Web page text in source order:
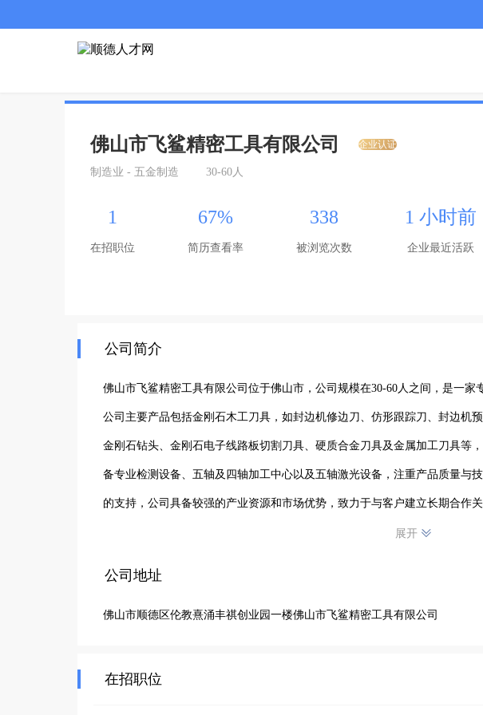
佛山市飞鲨精密工具有限公司 企业认证
制造业 - 五金制造 30-60人
1
在招职位
67%
简历查看率
338
被浏览次数
1 小时前
企业最近活跃
公司简介
佛山市飞鲨精密工具有限公司位于佛山市，公司规模在30-60人之间，是一家
公司主要产品包括金刚石木工刀具，如封边机修边刀、仿形跟踪刀、封边机
金刚石钻头、金刚石电子线路板切割刀具、硬质合金刀具及金属加工刀具等
备专业检测设备、五轴及四轴加工中心以及五轴激光设备，注重产品质量与
的支持，公司具备较强的产业资源和市场优势，致力于与客户建立长期合作关
展开
公司地址
佛山市顺德区伦教熹涌丰祺创业园一楼佛山市飞鲨精密工具有限公司
在招职位